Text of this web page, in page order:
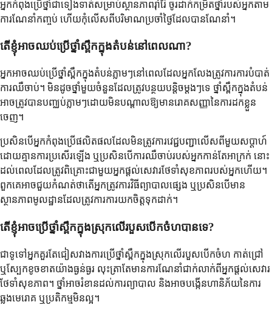
អ្នកកំពុងប្រើថ្នាំជាទៀងទាត់សម្រាប់ស្ថានភាពរ៉ាំរ៉ៃ ចូរដាក់កម្រិតថ្នាំរបស់អ្នកតាម
ការណែនាំកញ្ចប់ ហើយកុំលើសពីបរិមាណប្រចាំថ្ងៃដែលបានណែនាំ។
តើខ្ញុំអាចឈប់ប្រើថ្នាំស្ពឹកក្នុងតំបន់នៅពេលណា?
អ្នកអាចឈប់ប្រើថ្នាំស្ពឹកក្នុងតំបន់ភ្លាមៗនៅពេលដែលអ្នកលែងត្រូវការការបំបាត់
ការឈឺចាប់។ មិនដូចថ្នាំមួយចំនួនដែលត្រូវបន្ថយបន្តិចម្តងៗទេ ថ្នាំស្ពឹកក្នុងតំបន់
អាចត្រូវបានបញ្ឈប់ភ្លាមៗដោយមិនបណ្តាលឱ្យមានរោគសញ្ញានៃការដកខ្លួន
ចេញ។
ប្រសិនបើអ្នកកំពុងប្រើផលិតផលដែលមិនត្រូវការវេជ្ជបញ្ជាលើសពីមួយសប្តាហ៍
ដោយគ្មានការប្រសើរឡើង ឬប្រសិនបើការឈឺចាប់របស់អ្នកកាន់តែអាក្រក់ នោះ
ដល់ពេលដែលត្រូវពិគ្រោះជាមួយអ្នកផ្តល់សេវារថែទាំសុខភាពរបស់អ្នកហើយ។
ពួកគេអាចជួយកំណត់ថាតើអ្នកត្រូវការវិធីព្យាបាលផ្សេង ឬប្រសិនបើមាន
ស្ថានភាពមូលដ្ឋានដែលត្រូវការការយកចិត្តទុកដាក់។
តើខ្ញុំអាចប្រើថ្នាំស្ពឹកក្នុងស្រុកលើរបួសបើកចំហបានទេ?
ជាទូទៅអ្នកគួរតែជៀសវាងការប្រើថ្នាំស្ពឹកក្នុងស្រុកលើរបួសបើកចំហ កាត់ជ្រៅ
ឬស្បែកខូចខាតយ៉ាងធ្ងន់ធ្ងរ លុះត្រាតែមានការណែនាំជាក់លាក់ពីអ្នកផ្តល់សេវារ
ថែទាំសុខភាព។ ថ្នាំអាចរំខានដល់ការព្យាបាល និងអាចបង្កើនហានិភ័យនៃការ
ឆ្លងមេរោគ ឬប្រតិកម្មមិនល្អ។